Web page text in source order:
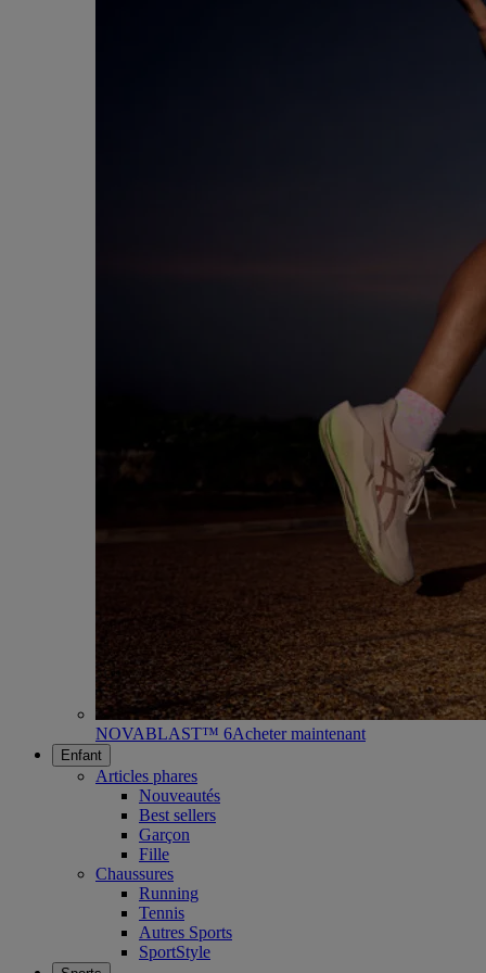
NOVABLAST™ 6Acheter maintenant
Enfant
Articles phares
Nouveautés
Best sellers
Garçon
Fille
Chaussures
Running
Tennis
Autres Sports
SportStyle